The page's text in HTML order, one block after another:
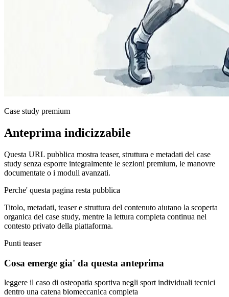
Case study premium
Anteprima indicizzabile
Questa URL pubblica mostra teaser, struttura e metadati del case
study senza esporre integralmente le sezioni premium, le manovre
documentate o i moduli avanzati.
Perche' questa pagina resta pubblica
Titolo, metadati, teaser e struttura del contenuto aiutano la scoperta
organica del case study, mentre la lettura completa continua nel
contesto privato della piattaforma.
Punti teaser
Cosa emerge gia' da questa anteprima
leggere il caso di osteopatia sportiva negli sport individuali tecnici
dentro una catena biomeccanica completa